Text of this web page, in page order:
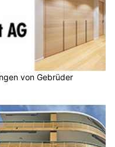
von Gebrüder